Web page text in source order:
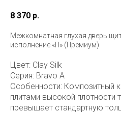
8 370 р.
Межкомнатная глухая дверь
исполнение «П» (Премиум).
Цвет: Clay Silk
Серия: Bravo A
Особенности: Композитный
плитами высокой плотности
превышает стандартную